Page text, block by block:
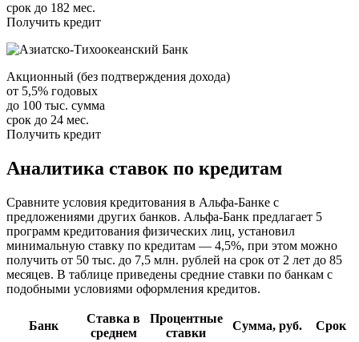
срок до 182 мес.
Получить кредит
Акционный (без подтверждения дохода)
от 5,5% годовых
до 100 тыс. сумма
срок до 24 мес.
Получить кредит
Аналитика ставок по кредитам
Сравните условия кредитования в Альфа-Банке с
предложениями других банков. Альфа-Банк предлагает 5
программ кредитования физических лиц, установил
минимальную ставку по кредитам — 4,5%, при этом можно
получить от 50 тыс. до 7,5 млн. рублей на срок от 2 лет до 85
месяцев. В таблице приведены средние ставки по банкам с
подобными условиями оформления кредитов.
Банк
Ставка в
среднем
Процентные
ставки
Сумма, руб.
Срок